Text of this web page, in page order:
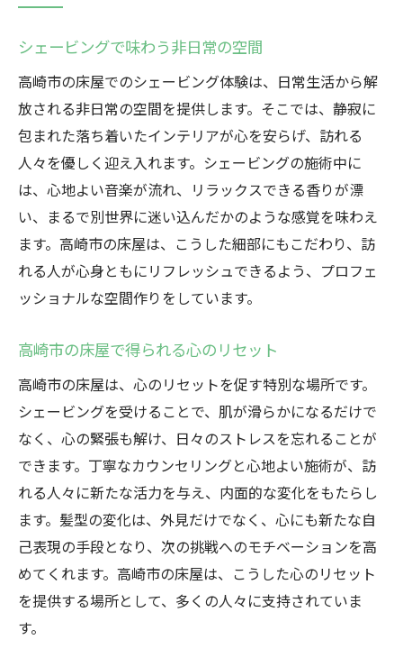
シェービングで味わう非日常の空間
高崎市の床屋でのシェービング体験は、日常生活から解
放される非日常の空間を提供します。そこでは、静寂に
包まれた落ち着いたインテリアが心を安らげ、訪れる
人々を優しく迎え入れます。シェービングの施術中に
は、心地よい音楽が流れ、リラックスできる香りが漂
い、まるで別世界に迷い込んだかのような感覚を味わえ
ます。高崎市の床屋は、こうした細部にもこだわり、訪
れる人が心身ともにリフレッシュできるよう、プロフェ
ッショナルな空間作りをしています。
高崎市の床屋で得られる心のリセット
高崎市の床屋は、心のリセットを促す特別な場所です。
シェービングを受けることで、肌が滑らかになるだけで
なく、心の緊張も解け、日々のストレスを忘れることが
できます。丁寧なカウンセリングと心地よい施術が、訪
れる人々に新たな活力を与え、内面的な変化をもたらし
ます。髪型の変化は、外見だけでなく、心にも新たな自
己表現の手段となり、次の挑戦へのモチベーションを高
めてくれます。高崎市の床屋は、こうした心のリセット
を提供する場所として、多くの人々に支持されていま
す。